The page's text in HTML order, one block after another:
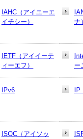
IAHC（アイエーエ
イチシー）
ナ
IETF（アイイーテ
ィーエフ）
ー
IPv6
ISOC（アイソッ